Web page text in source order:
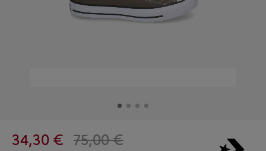
34,30 € 75,00 €